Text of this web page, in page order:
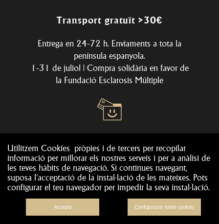
Utilitzem Cookies pròpies i de tercers per recopilar
informació per millorar els nostres serveis i per a anàlisi de
les teves hàbits de navegació. Si continues navegant,
suposa l'acceptació de la instal·lació de les mateixes. Pots
configurar el teu navegador per impedir la seva instal·lació.
Accepto Configuració sobre cookies
Transport gratuït >30€
Entrega en 24-72 h. Enviaments a tota la
península espanyola.
1-31 de juliol | Compra solidària en favor de
la Fundació Esclarosis Múltiple
Pagaments fàcils i segurs amb Visa, Mastercard
o Maestro.